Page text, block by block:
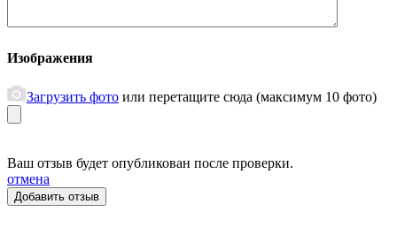
Изображения
Загрузить фото или перетащите сюда (максимум 10 фото)
Ваш отзыв будет опубликован после проверки.
отмена